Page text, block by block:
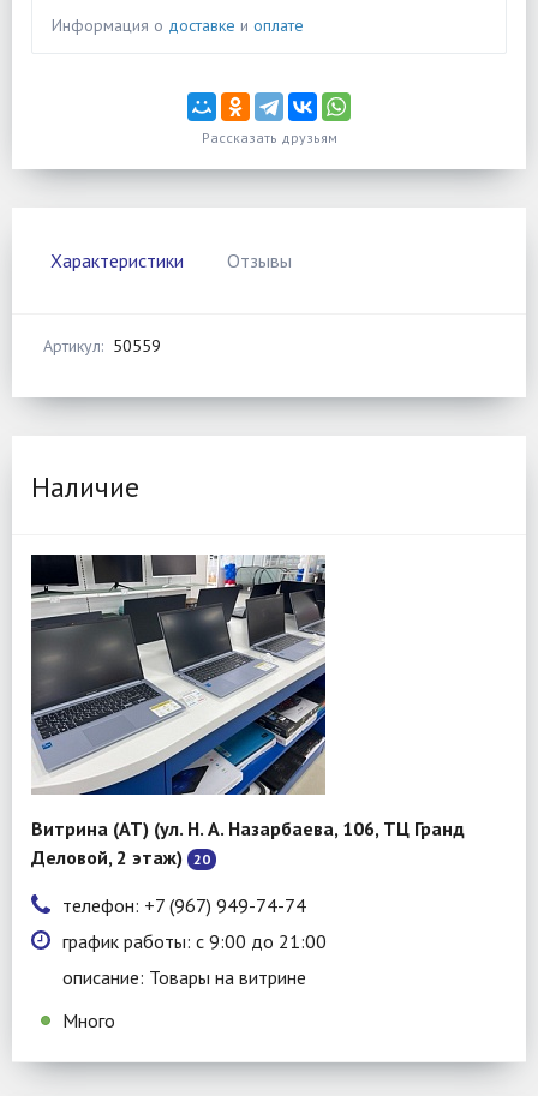
Информация о доставке и оплате
Рассказать друзьям
Характеристики Отзывы
Артикул: 50559
Наличие
Витрина (АТ) (ул. Н. А. Назарбаева, 106, ТЦ Гранд
Деловой, 2 этаж) 20
телефон: +7 (967) 949-74-74
график работы: с 9:00 до 21:00
описание: Товары на витрине
Много